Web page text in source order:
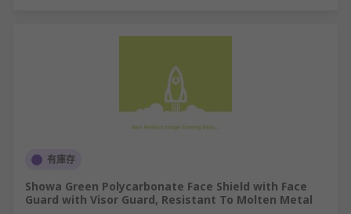
有庫存
Showa Green Polycarbonate Face Shield with Face
Guard with Visor Guard, Resistant To Molten Metal